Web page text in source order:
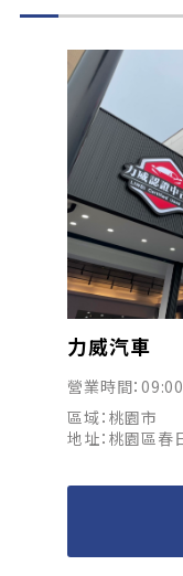
力威汽車
營業時間：
區域：桃園市
地址：桃園區